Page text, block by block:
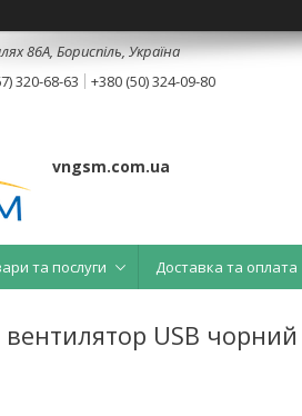
86А, Бориспіль, Україна
320-68-63
+380 (50) 324-09-80
vngsm.com.ua
та послуги Доставка та оплата
USB чорний